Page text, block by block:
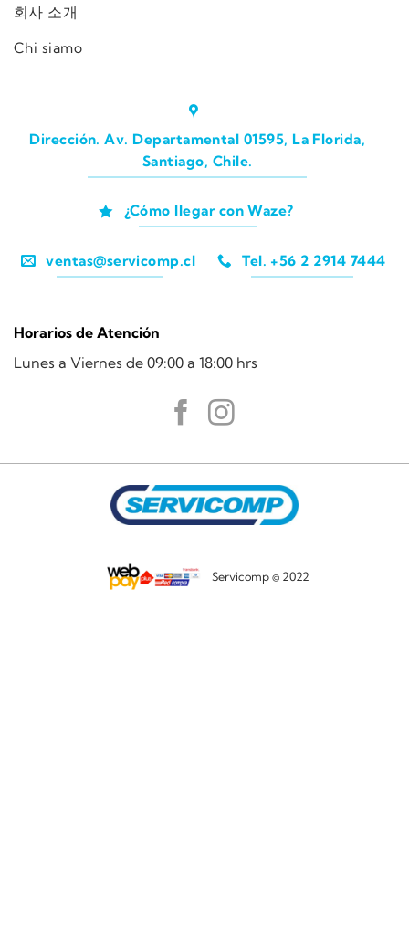
회사 소개
Chi siamo
Dirección. Av. Departamental 01595, La Florida,
Santiago, Chile.
¿Cómo llegar con Waze?
ventas@servicomp.cl Tel. +56 2 2914 7444
Horarios de Atención
Lunes a Viernes de 09:00 a 18:00 hrs
Servicomp © 2022